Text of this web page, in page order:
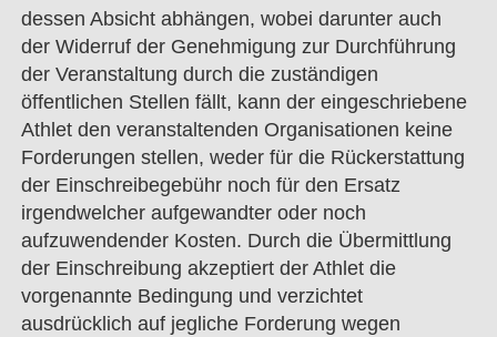
dessen Absicht abhängen, wobei darunter auch
der Widerruf der Genehmigung zur Durchführung
der Veranstaltung durch die zuständigen
öffentlichen Stellen fällt, kann der eingeschriebene
Athlet den veranstaltenden Organisationen keine
Forderungen stellen, weder für die Rückerstattung
der Einschreibegebühr noch für den Ersatz
irgendwelcher aufgewandter oder noch
aufzuwendender Kosten. Durch die Übermittlung
der Einschreibung akzeptiert der Athlet die
vorgenannte Bedingung und verzichtet
ausdrücklich auf jegliche Forderung wegen